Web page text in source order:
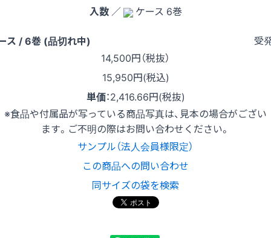
入数／ ケース 6巻
ス / 6巻 (品切れ中)
受
14,500円（税抜）
15,950円(税込)
単価：2,416.66円(税抜)
※食品や付属品が写っている商品写真は、見本の場合がござい
ます。ご不明の際はお問い合わせください。
サンプル（法人会員様限定）
この商品への問い合わせ
同サイズの袋を検索